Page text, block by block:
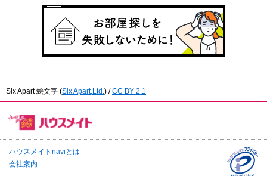
Six Apart 絵文字 (Six Apart,Ltd. ) /CC BY 2.1
ハウスメイトnaviとは
会社案内